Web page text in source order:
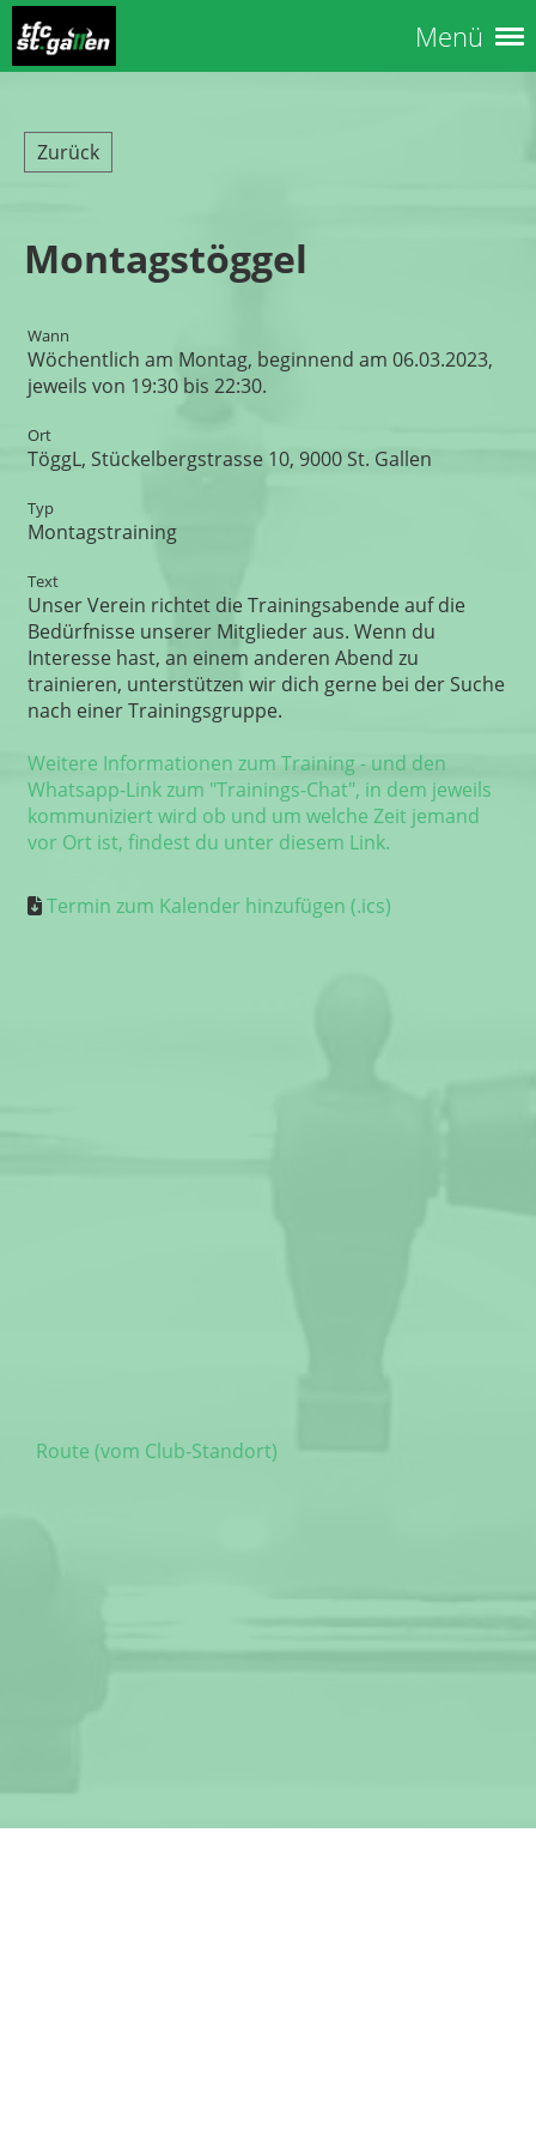
Menü
Zurück
Montagstöggel
Wann
Wöchentlich am Montag, beginnend am 06.03.2023,
jeweils von 19:30 bis 22:30.
Ort
TöggL, Stückelbergstrasse 10, 9000 St. Gallen
Typ
Montagstraining
Text
Unser Verein richtet die Trainingsabende auf die
Bedürfnisse unserer Mitglieder aus. Wenn du
Interesse hast, an einem anderen Abend zu
trainieren, unterstützen wir dich gerne bei der Suche
nach einer Trainingsgruppe.
Weitere Informationen zum Training - und den
Whatsapp-Link zum "Trainings-Chat", in dem jeweils
kommuniziert wird ob und um welche Zeit jemand
vor Ort ist, findest du unter diesem Link.
Termin zum Kalender hinzufügen (.ics)
Route (vom Club-Standort)